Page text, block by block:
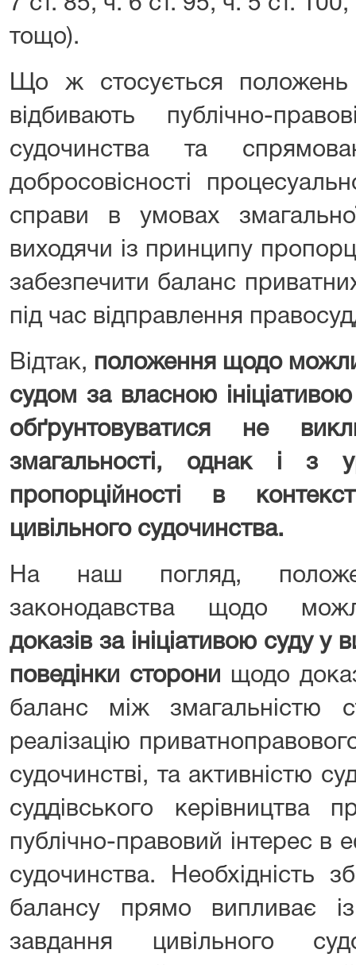
7 ст. 85, ч. 6 ст. 95, ч. 5 ст.
тощо).
Що ж стосується
відбивають публічно-
судочинства та
добросовісності
справи в умовах
виходячи із принципу
забезпечити баланс
під час відправлення
Відтак, положення щодо
судом за власною
обґрунтовуватися не
змагальності, однак і з
пропорційності в
цивільного судочинства.
На наш погляд,
законодавства щодо
доказів за ініціативою суду у
поведінки сторони
щодо
баланс між змагальністю
реалізацію
судочинстві, та активністю
суддівського керівництва
публічно-правовий інтерес в
судочинства. Необхідність
балансу прямо випливає
завдання цивільного